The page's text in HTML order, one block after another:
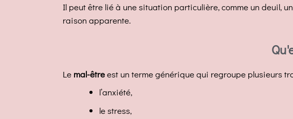
Il peut être lié à une situation particulière, comme un deuil,
raison apparente.
Le mal-êtreest un terme générique qui regroupe plusieurs
l’anxiété,
le stress,